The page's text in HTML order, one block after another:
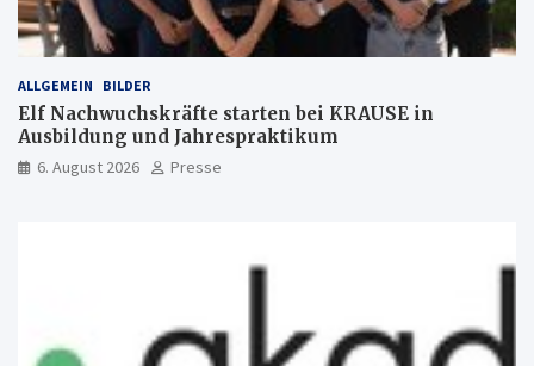
ALLGEMEIN BILDER
Elf Nachwuchskräfte starten bei KRAUSE in
Ausbildung und Jahrespraktikum
6. August 2026 Presse